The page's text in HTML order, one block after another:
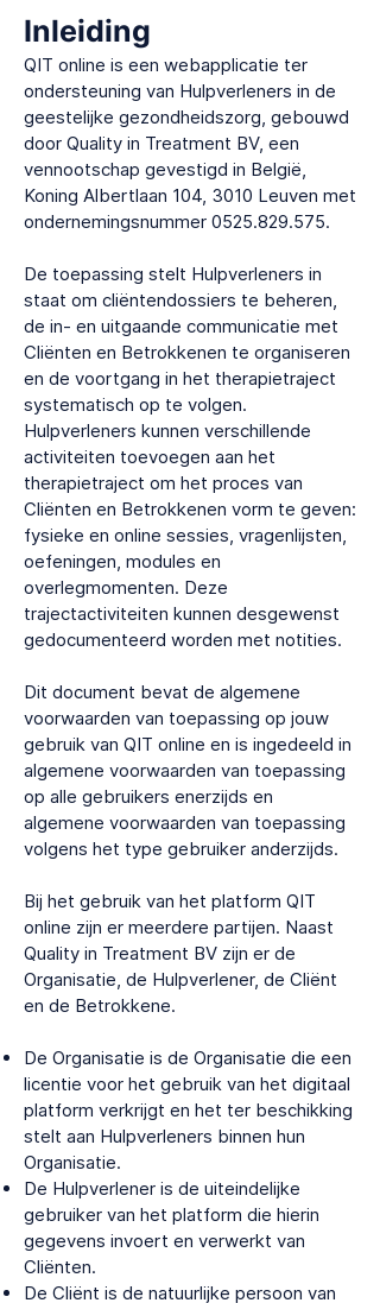
Inleiding
QIT online is een webapplicatie ter
ondersteuning van Hulpverleners in de
geestelijke gezondheidszorg, gebouwd
door Quality in Treatment BV, een
vennootschap gevestigd in België,
Koning Albertlaan 104, 3010 Leuven met
ondernemingsnummer 0525.829.575.
De toepassing stelt Hulpverleners in
staat om cliëntendossiers te beheren,
de in- en uitgaande communicatie met
Cliënten en Betrokkenen te organiseren
en de voortgang in het therapietraject
systematisch op te volgen.
Hulpverleners kunnen verschillende
activiteiten toevoegen aan het
therapietraject om het proces van
Cliënten en Betrokkenen vorm te geven:
fysieke en online sessies, vragenlijsten,
oefeningen, modules en
overlegmomenten. Deze
trajectactiviteiten kunnen desgewenst
gedocumenteerd worden met notities.
Dit document bevat de algemene
voorwaarden van toepassing op jouw
gebruik van QIT online en is ingedeeld in
algemene voorwaarden van toepassing
op alle gebruikers enerzijds en
algemene voorwaarden van toepassing
volgens het type gebruiker anderzijds.
Bij het gebruik van het platform QIT
online zijn er meerdere partijen. Naast
Quality in Treatment BV zijn er de
Organisatie, de Hulpverlener, de Cliënt
en de Betrokkene.
De Organisatie is de Organisatie die een
licentie voor het gebruik van het digitaal
platform verkrijgt en het ter beschikking
stelt aan Hulpverleners binnen hun
Organisatie.
De Hulpverlener is de uiteindelijke
gebruiker van het platform die hierin
gegevens invoert en verwerkt van
Cliënten.
De Cliënt is de natuurlijke persoon van